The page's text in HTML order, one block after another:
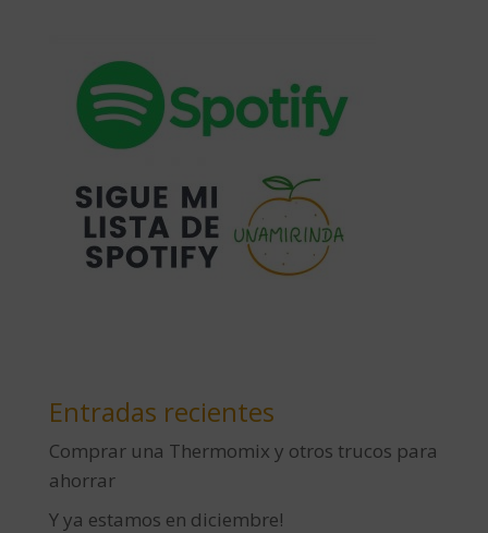
Entradas recientes
Comprar una Thermomix y otros trucos para
ahorrar
Y ya estamos en diciembre!